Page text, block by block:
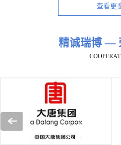
查看更
精诚瑞博 —